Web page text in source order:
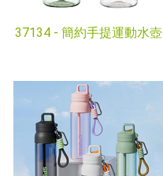
37134 - 簡約手提運動水壺